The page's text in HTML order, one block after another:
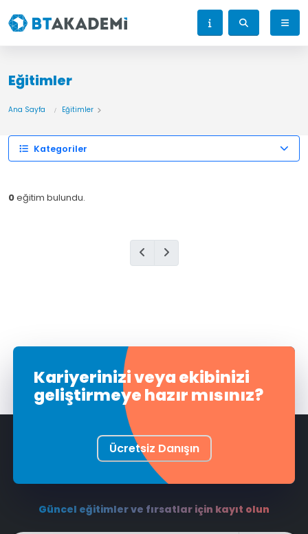
Eğitimler
Ana Sayfa Eğitimler
Kategoriler
0eğitim bulundu.
Kariyerinizi veya ekibinizi
geliştirmeye hazır mısınız?
Ücretsiz Danışın
Güncel eğitimler ve fırsatlar için kayıt olun